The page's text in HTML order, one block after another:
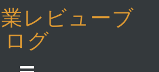
レビューブ
ログ